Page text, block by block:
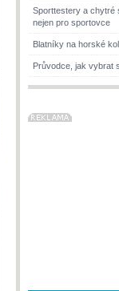
Sporttestery a chytré
nejen pro sportovce
Blatníky na horské
Průvodce, jak vybrat